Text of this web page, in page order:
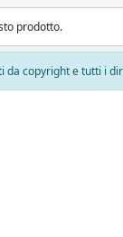
prodotto.
da copyright e tutti i